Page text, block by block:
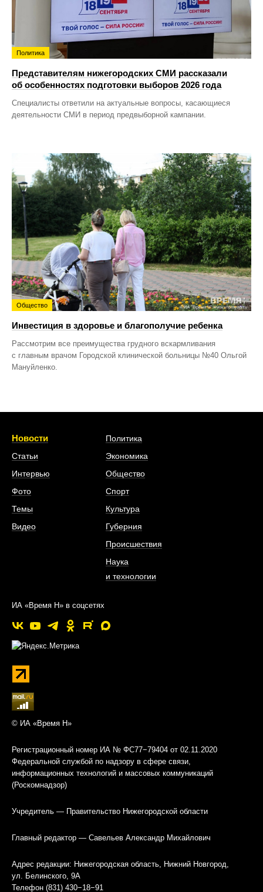
Политика
Представителям нижегородских СМИ рассказали
об особенностях подготовки выборов 2026 года
Специалисты ответили на актуальные вопросы, касающиеся
деятельности СМИ в период предвыборной кампании.
Общество
Инвестиция в здоровье и благополучие ребенка
Рассмотрим все преимущества грудного вскармливания
с главным врачом Городской клинической больницы №40 Ольгой
Мануйленко.
Новости
Статьи
Интервью
Фото
Темы
Видео
Политика
Экономика
Общество
Спорт
Культура
Губерния
Происшествия
Наука
и технологии
ИА «Время Н» в соцсетях
© ИА «Время Н»
Регистрационный номер ИА № ФС77−79404 от 02.11.2020
Федеральной службой по надзору в сфере связи,
информационных технологий и массовых коммуникаций
(Роскомнадзор)
Учредитель — Правительство Нижегородской области
Главный редактор — Савельев Александр Михайлович
Адрес редакции: Нижегородская область, Нижний Новгород,
ул. Белинского, 9А
Телефон (831) 430−18−91